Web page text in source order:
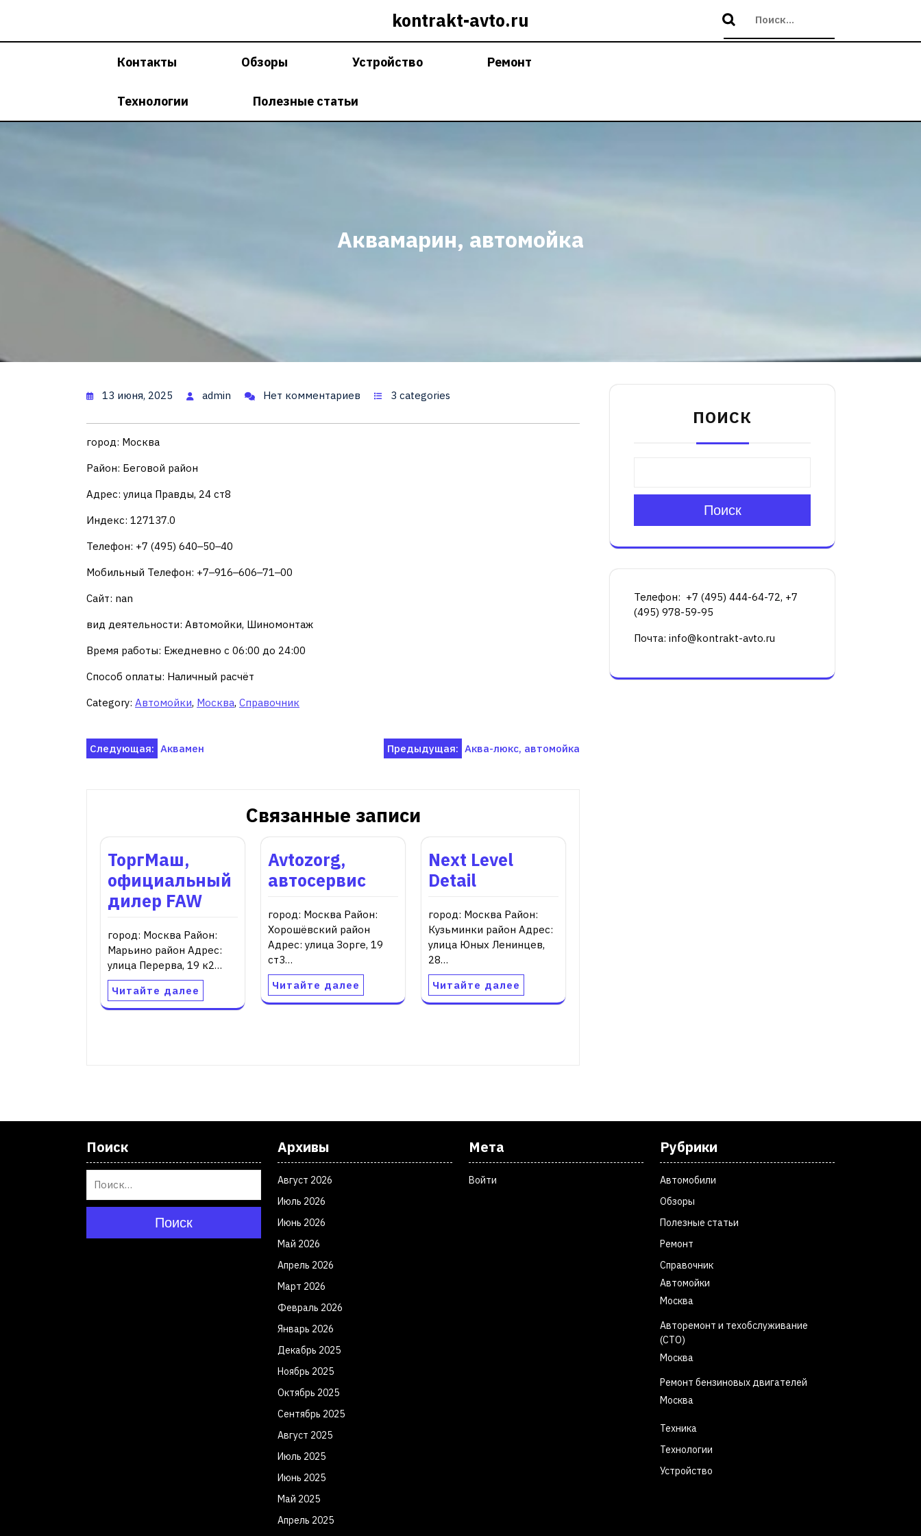
kontrakt-avto.ru
Контакты Обзоры Устройство Ремонт
Технологии Полезные статьи
Аквамарин, автомойка
13 июня, 2025 admin Нет комментариев 3 categories
город: Москва
Район: Беговой район
Адрес: улица Правды, 24 ст8
Индекс: 127137.0
Телефон: +7 (495) 640‒50‒40
Мобильный Телефон: +7‒916‒606‒71‒00
Сайт: nan
вид деятельности: Автомойки, Шиномонтаж
Время работы: Ежедневно с 06:00 до 24:00
Способ оплаты: Наличный расчёт
Category: Автомойки, Москва, Справочник
Навигация
Предыдущая: Аква-люкс, автомойка
Следующая: Аквамен
Связанные записи
ТоргМаш,
официальный
дилер FAW
город: Москва Район:
Марьино район Адрес:
улица Перерва, 19 к2…
Читайте далее
Avtozorg,
автосервис
город: Москва Район:
Хорошёвский район
Адрес: улица Зорге, 19
ст3…
Читайте далее
Next Level
Detail
город: Москва Район:
Кузьминки район Адрес:
улица Юных Ленинцев,
28…
Читайте далее
ПОИСК
Поиск
Телефон: +7 (495) 444-64-72, +7
(495) 978-59-95
Почта: info@kontrakt-avto.ru
Поиск
Поиск
Архивы
Август 2026
Июль 2026
Июнь 2026
Май 2026
Апрель 2026
Март 2026
Февраль 2026
Январь 2026
Декабрь 2025
Ноябрь 2025
Октябрь 2025
Сентябрь 2025
Август 2025
Июль 2025
Июнь 2025
Май 2025
Апрель 2025
Мета
Войти
Рубрики
Автомобили
Обзоры
Полезные статьи
Ремонт
Справочник
Автомойки
Москва
Авторемонт и техобслуживание
(СТО)
Москва
Ремонт бензиновых двигателей
Москва
Техника
Технологии
Устройство